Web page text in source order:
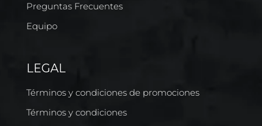
Preguntas Frecuentes
Equipo
LEGAL
Términos y condiciones de promociones
Términos y condiciones